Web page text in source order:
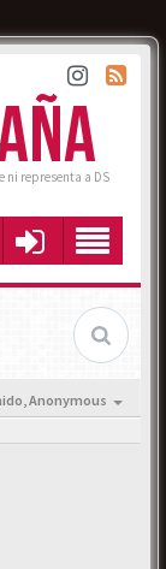
ni representa a DS
Anonymous